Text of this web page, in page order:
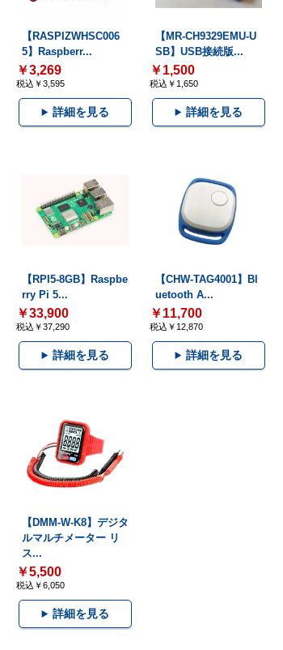
【RASPIZWHSC006
5】Raspberr...
￥3,269
税込￥3,595
詳細を見る
【MR-CH9329EMU-U
SB】USB接続版...
￥1,500
税込￥1,650
詳細を見る
【RPI5-8GB】Raspbe
rry Pi 5...
￥33,900
税込￥37,290
詳細を見る
【CHW-TAG4001】Bl
uetooth A...
￥11,700
税込￥12,870
詳細を見る
【DMM-W-K8】デジタ
ルマルチメーター リ
ス...
￥5,500
税込￥6,050
詳細を見る